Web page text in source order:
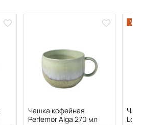
Чашка кофейная
Perlemor Alga 270 мл